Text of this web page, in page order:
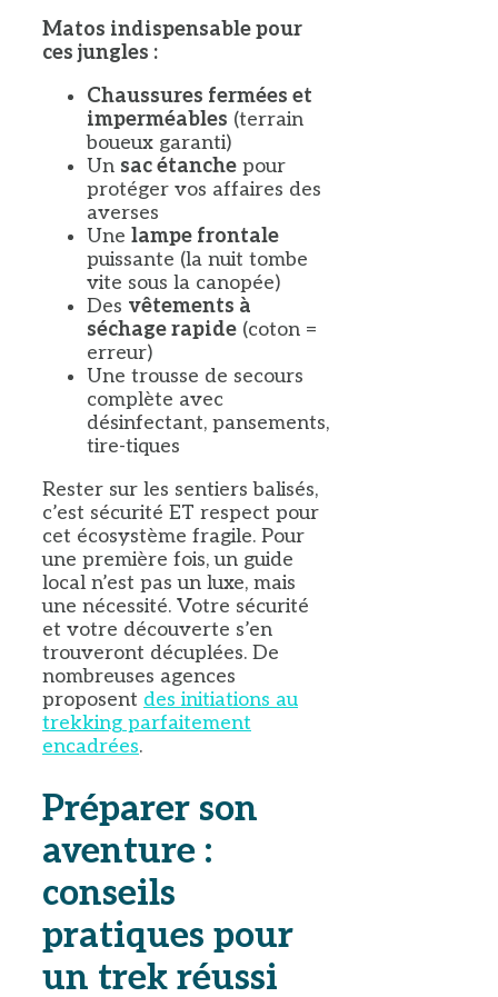
Matos indispensable pour
ces jungles :
Chaussures fermées et
imperméables (terrain
boueux garanti)
Un sac étanche pour
protéger vos affaires des
averses
Une lampe frontale
puissante (la nuit tombe
vite sous la canopée)
Des vêtements à
séchage rapide (coton =
erreur)
Une trousse de secours
complète avec
désinfectant, pansements,
tire-tiques
Rester sur les sentiers balisés,
c’est sécurité ET respect pour
cet écosystème fragile. Pour
une première fois, un guide
local n’est pas un luxe, mais
une nécessité. Votre sécurité
et votre découverte s’en
trouveront décuplées. De
nombreuses agences
proposent des initiations au
trekking parfaitement
encadrées.
Préparer son
aventure :
conseils
pratiques pour
un trek réussi